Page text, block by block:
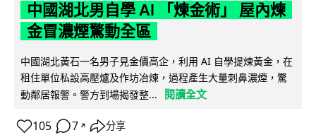
中國湖北男自學 AI 「煉金術」 屋內煉
金冒濃煙驚動全區
中國湖北黃石一名男子見金價高企，利用 AI 自學提煉黃金，在
租住單位私設高壓爐及作坊冶煉，過程產生大量刺鼻濃煙，驚
動鄰居報警。警方到場揭發整...
閱讀全文
105 7 ↗ 分享